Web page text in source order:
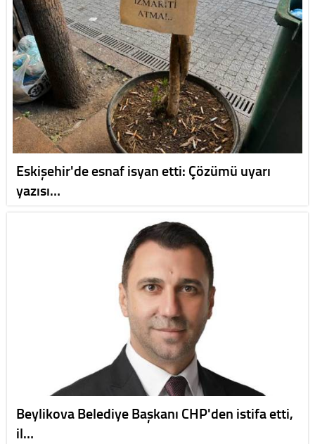
Eskişehir'de esnaf isyan etti: Çözümü uyarı
yazısı…
Beylikova Belediye Başkanı CHP'den istifa etti,
il…